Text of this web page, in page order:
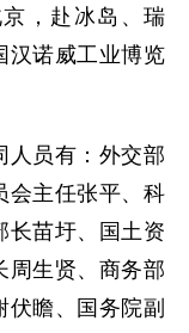
，赴冰岛、瑞
汉诺威工业博览
员有：外交部
会主任张平、科
长苗圩、国土资
周生贤、商务部
瞻、国务院副